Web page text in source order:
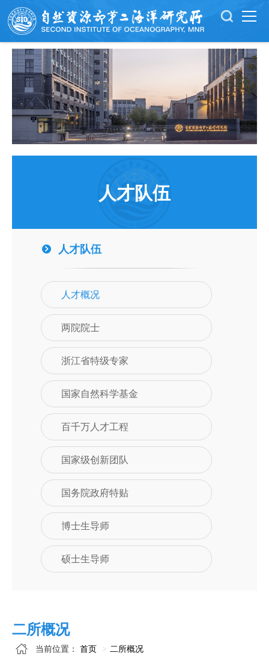
人才队伍
人才队伍
人才概况
两院院士
浙江省特级专家
国家自然科学基金
百千万人才工程
国家级创新团队
国务院政府特贴
博士生导师
硕士生导师
二所概况
当前位置： 首页 二所概况